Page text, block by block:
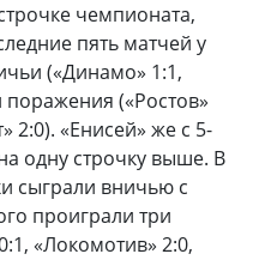
чемпионата,
пять матчей у
(«Динамо» 1:1,
поражения («Ростов»
2:0). «Енисей» же с 5-
одну строчку выше. В
сыграли вничью с
проиграли три
«Локомотив» 2:0,